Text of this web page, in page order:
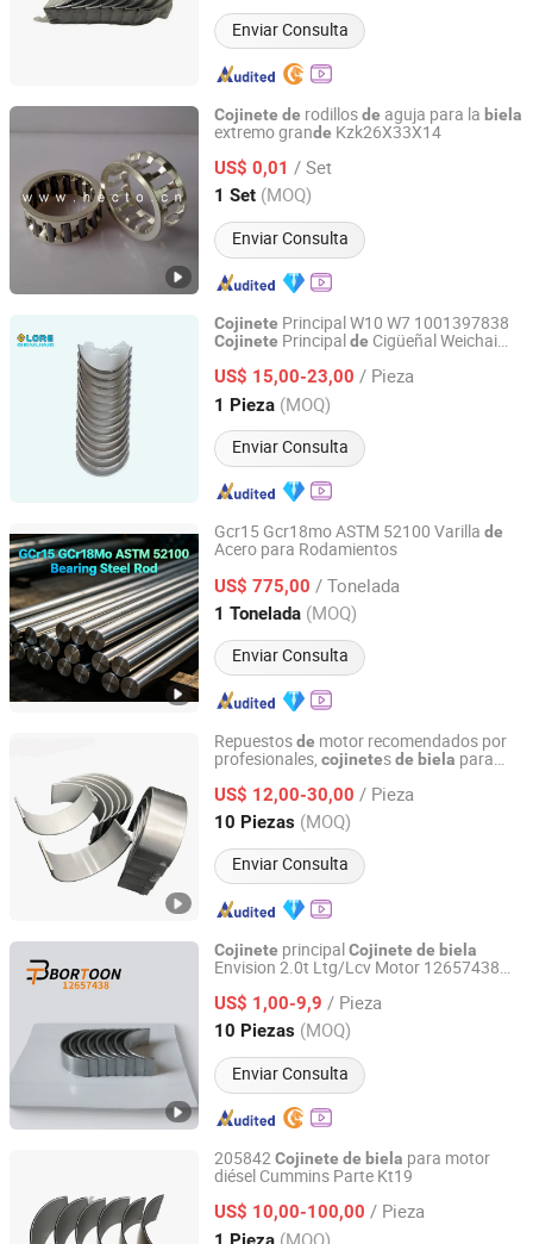
Enviar Consulta
Cojinete de rodillosde aguja para la biela
extremo grande Kzk26X33X14
US$ 0,01 / Set
1 Set (MOQ)
Enviar Consulta
CHANGZHOU HECTO IMP. & EXP. CO., LTD.
Jiangsu, China Desde 2016
Cojinete Principal W10 W7 1001397838
Cojinete Principalde Cigüeñal Weichai
612630010591 612700010150
1001813907 Cojinete
US$ 15,00-23,00 / Pieza
1 Pieza (MOQ)
Enviar Consulta
Zhengzhou Lore Engineering Equipment Co., Ltd.
Henan, China Desde 2025
Gcr15 Gcr18mo ASTM 52100 Varilla de
Acero para Rodamientos
US$ 775,00 / Tonelada
1 Tonelada (MOQ)
Enviar Consulta
Sichuan Liaofu Special Steel Co., Ltd.
Sichuan, China Desde 2023
Repuestosde motor recomendados por
profesionales, cojinetesde biela para
US$ 12,00-30,00 / Pieza
10 Piezas (MOQ)
Enviar Consulta
Jinan Belt-Way International Trading Co., Ltd.
Shandong, China Desde 2019
Cojinete principalCojinete de biela
Envision 2.0t Ltg/Lcv Motor 12657438
US$ 1,00-9,9 / Pieza
10 Piezas (MOQ)
Enviar Consulta
Ningbo Bortoon Auto Parts Co., Ltd.
Zhejiang, China Desde 2023
205842Cojinete de biela para motor
diésel Cummins Parte Kt19
US$ 10,00-100,00 / Pieza
(MOQ)
Foshan Hzw Import and Export Trading Company Ltd
Guangdong, China Desde 2024